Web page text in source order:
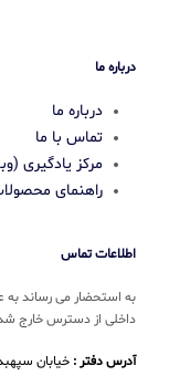
درباره ما
درباره ما
تماس با ما
مرکز یادگیری
راهنمای
اطلاعات تماس
به استحضار می رساند به
داخلی از دسترس خارج
آدرس دفتر : خیابان